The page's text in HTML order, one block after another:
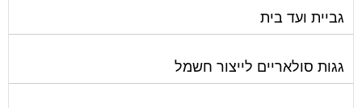
גביית ועד בית
גגות סולאריים לייצור חשמל